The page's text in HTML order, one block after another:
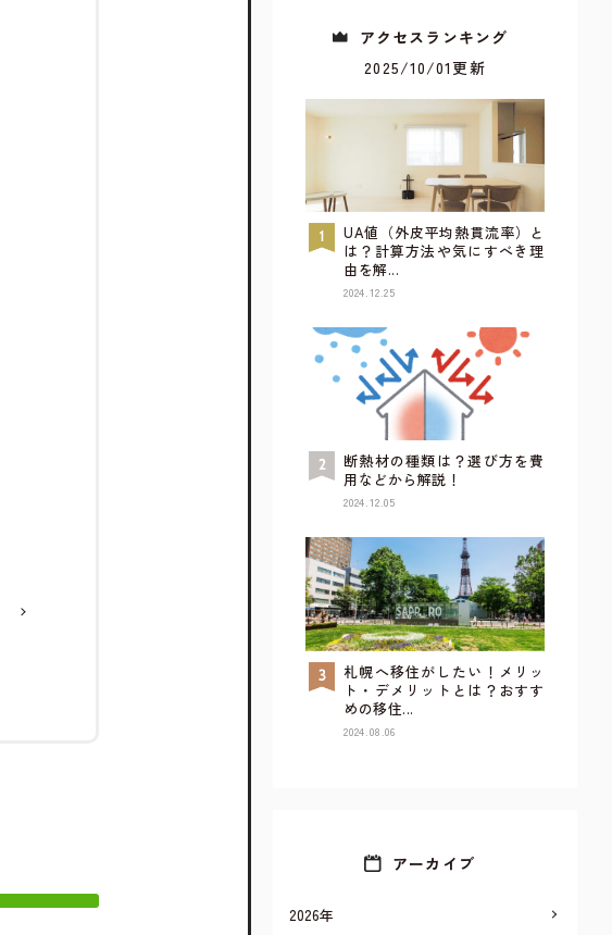
アクセスランキング
2025/10/01更新
UA値（外皮平均熱貫流率）と
は？計算方法や気にすべき理
由を解...
2024.12.25
断熱材の種類は？選び方を費
用などから解説！
2024.12.05
札幌へ移住がしたい！メリッ
ト・デメリットとは？おすす
めの移住...
2024.08.06
アーカイブ
2026年
すべてが見られるウェブカタログ